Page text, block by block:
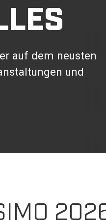
auf dem neusten
und